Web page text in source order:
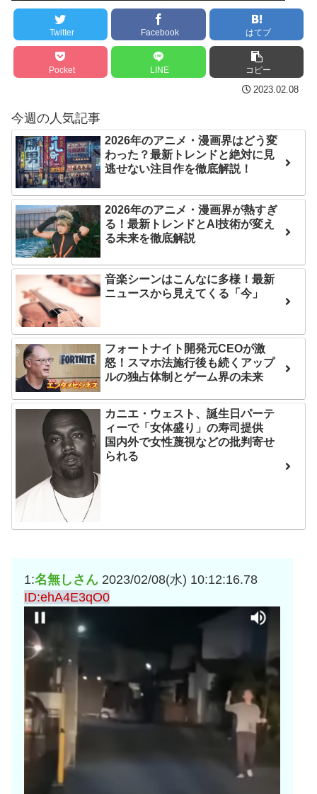
たすら愛し合う。
Powered by livedoor 相
から信じられない言葉が飛
び出した… 他
「本気で潰しにきてる」
滝沢秀明の新オーディショ
ンが“まんまジャニーズ”とフ
Powered by livedoor 相
互RSS
Twitter Facebook はてブ
Pocket LINE コピー
2023.02.08
今週の人気記事
2026年のアニメ・漫画界はどう変
わった？最新トレンドと絶対に見
逃せない注目作を徹底解説！
2026年のアニメ・漫画界が熱すぎ
る！最新トレンドとAI技術が変え
る未来を徹底解説
音楽シーンはこんなに多様！最新
ニュースから見えてくる「今」
フォートナイト開発元CEOが激
怒！スマホ法施行後も続くアップ
ルの独占体制とゲーム界の未来
カニエ・ウェスト、誕生日パーテ
ィーで「女体盛り」の寿司提供
国内外で女性蔑視などの批判寄せ
られる
1:名無しさん 2023/02/08(水) 10:12:16.78
ID:ehA4E3qO0